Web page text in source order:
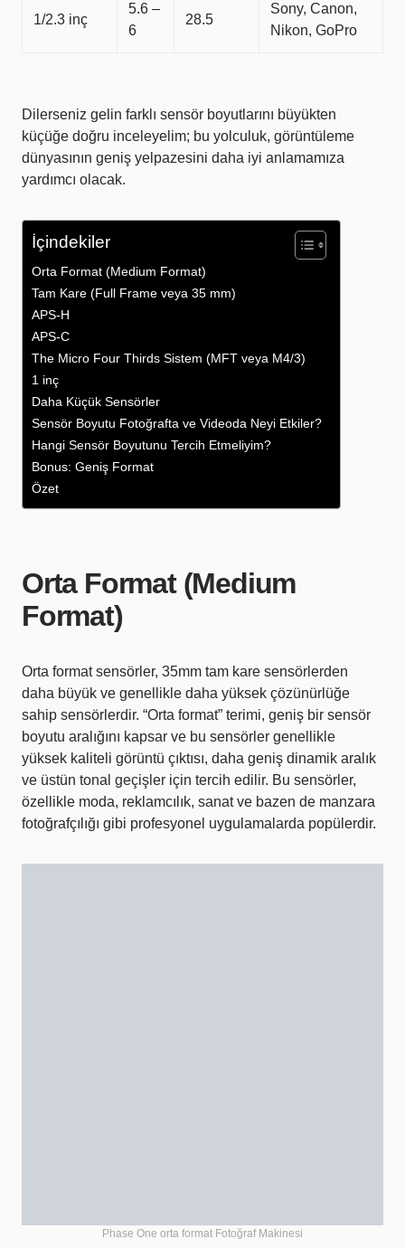
1/2.3 inç
5.6 –
6
28.5
Sony, Canon,
Nikon, GoPro
Dilerseniz gelin farklı sensör boyutlarını büyükten
küçüğe doğru inceleyelim; bu yolculuk, görüntüleme
dünyasının geniş yelpazesini daha iyi anlamamıza
yardımcı olacak.
İçindekiler
Orta Format (Medium Format)
Tam Kare (Full Frame veya 35 mm)
APS-H
APS-C
The Micro Four Thirds Sistem (MFT veya M4/3)
1 inç
Daha Küçük Sensörler
Sensör Boyutu Fotoğrafta ve Videoda Neyi Etkiler?
Hangi Sensör Boyutunu Tercih Etmeliyim?
Bonus: Geniş Format
Özet
Orta Format (Medium
Format)
Orta format sensörler, 35mm tam kare sensörlerden
daha büyük ve genellikle daha yüksek çözünürlüğe
sahip sensörlerdir. “Orta format” terimi, geniş bir sensör
boyutu aralığını kapsar ve bu sensörler genellikle
yüksek kaliteli görüntü çıktısı, daha geniş dinamik aralık
ve üstün tonal geçişler için tercih edilir. Bu sensörler,
özellikle moda, reklamcılık, sanat ve bazen de manzara
fotoğrafçılığı gibi profesyonel uygulamalarda popülerdir.
Phase One orta format Fotoğraf Makinesi